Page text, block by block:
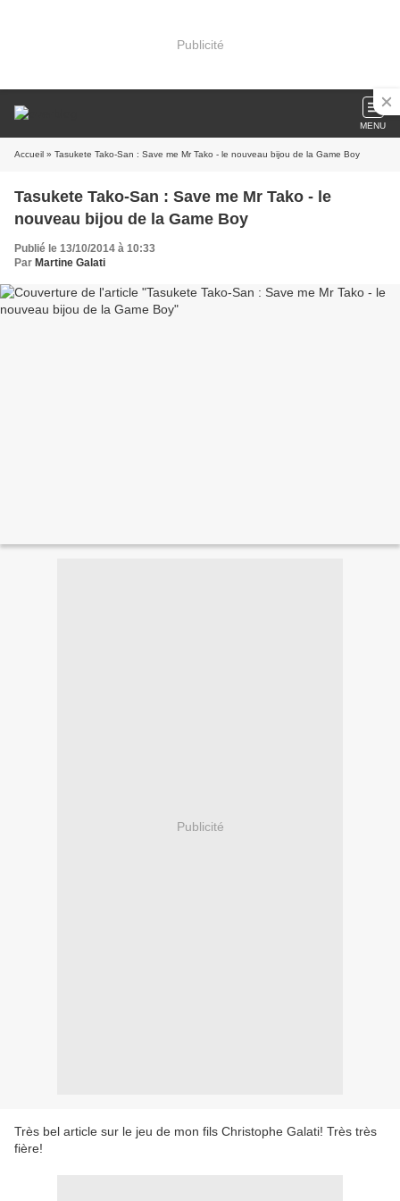
Publicité
MENU
Accueil » Tasukete Tako-San : Save me Mr Tako - le nouveau bijou de la Game Boy
Tasukete Tako-San : Save me Mr Tako - le
nouveau bijou de la Game Boy
Publié le 13/10/2014 à 10:33
Par Martine Galati
Publicité
Très bel article sur le jeu de mon fils Christophe Galati! Très très
fière!